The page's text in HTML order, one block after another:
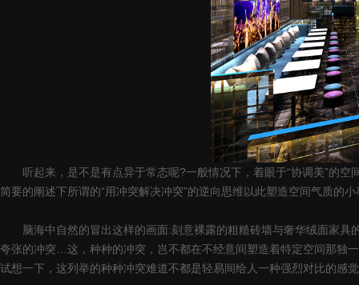
听起来，是不是有点异于常态呢?一般情况下，着眼于“协调美”的空
简要的阐述下所谓的“用冲突解决冲突”的逆向思维以此塑造空间气质的小
脑海中自然的冒出这样的画面:刻意裸露的粗糙砖墙与奢华绒面家具
夸张的冲突…这，种种的冲突，岂不都在不经意间塑造着特定空间那独
试想一下，这列举的种种冲突难道不都是轻易间给人一种强烈对比的感